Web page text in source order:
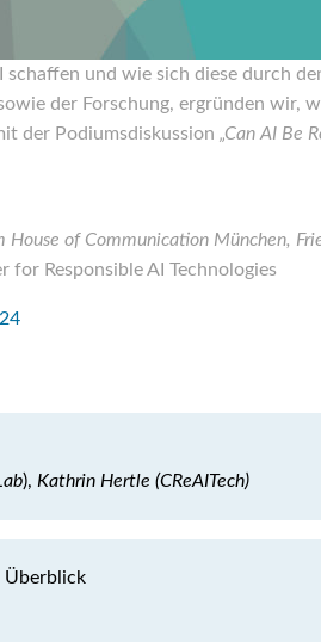
und wie sich diese durch
der Forschung, ergründen
der Podiumsdiskussion „Can AI Be
of Communication München,
for Responsible AI Technologies
), Kathrin Hertle (CReAITech)
Überblick